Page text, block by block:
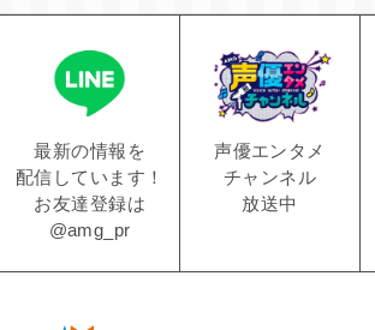
最新の情報を
配信しています！
お友達登録は
@amg_pr
声優エンタメ
チャンネル
放送中